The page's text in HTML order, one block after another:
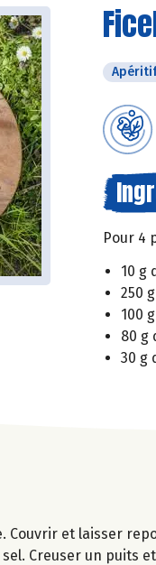
Pour 4
10 g
250
100
80 g
30 g
Couvrir et laisser
Creuser un puits